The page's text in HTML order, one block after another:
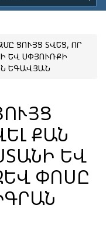
ՑՈՒՅՑ ՏՎԵՑ, ՈՐ
ԵՎ ՍՓՅՈՒՌՔԻ
ԵԳԱՎՅԱՆ
ՔԱՆ
ԵՎ
ՓՈՍԸ